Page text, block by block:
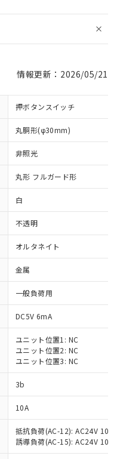
情報更新：2026/05/21
押ボタンスイッチ
丸胴形(φ30mm)
非照光
丸形 フルガード形
白
不透明
オルタネイト
金属
一般負荷用
DC5V 6mA
ユニット位置1: NC
ユニット位置2: NC
ユニット位置3: NC
3b
10A
抵抗負荷(AC-12): AC24V 10A/
誘導負荷(AC-15): AC24V
（10物質）の
供可能な商品で
10物質）の非含